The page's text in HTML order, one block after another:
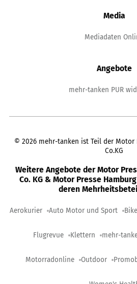
Media
Mediadaten
Angebote
mehr-tanken PUR
© 2026 mehr-tanken ist Teil der Motor
Co.KG
Weitere Angebote der Motor
Co. KG & Motor Presse
deren
Aerokurier Auto Motor und Sport
Flugrevue Klettern mehr-
Motorradonline Outdoor